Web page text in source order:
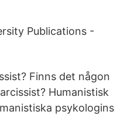
Publications -
Finns det någon
Humanistisk
psykologins